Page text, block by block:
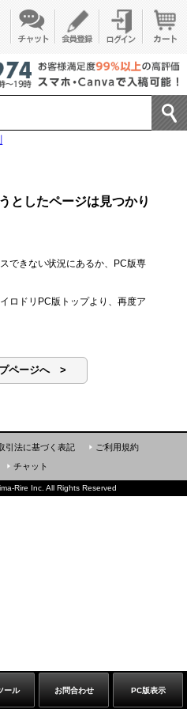
としたページは見つかり
できない状況にあるか、PC版専
ロドリPC版トップより、再度ア
ページへ >
ール お問合わせ PC版表示
引法に基づく表記
ご利用規約
チャット
Rire Inc. All Rights Reserved